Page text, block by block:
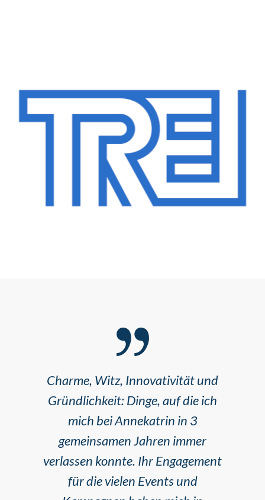
Charme, Witz, Innovativität und
Gründlichkeit: Dinge, auf die ich
mich bei Annekatrin in 3
gemeinsamen Jahren immer
verlassen konnte. Ihr Engagement
für die vielen Events und